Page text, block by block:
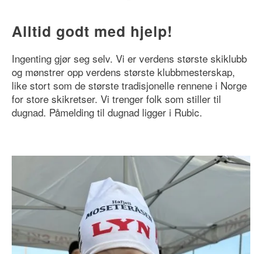
Alltid godt med hjelp!
Ingenting gjør seg selv. Vi er verdens største skiklubb
og mønstrer opp verdens største klubbmesterskap,
like stort som de største tradisjonelle rennene i Norge
for store skikretser. Vi trenger folk som stiller til
dugnad. Påmelding til dugnad ligger i Rubic.